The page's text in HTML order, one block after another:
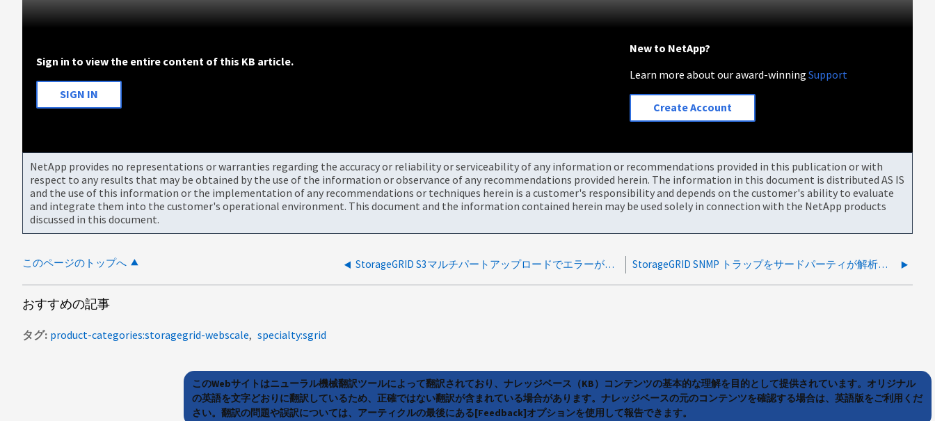
Sign in to view the entire content of this KB article.
SIGN IN
New to NetApp?
Learn more about our award-winningSupport
Create Account
NetApp provides no representations or warranties regarding the accuracy or reliability or serviceability of any information or recommendations provided in this publication or with
respect to any results that may be obtained by the use of the information or observance of any recommendations provided herein. The information in this document is distributed AS IS
and the use of this information or the implementation of any recommendations or techniques herein is a customer's responsibility and depends on the customer's ability to evaluate
and integrate them into the customer's operational environment. This document and the information contained herein may be used solely in connection with the NetApp products
discussed in this document.
このページのトップへ StorageGRID S3マルチパートアップロードでエラーが発生する StorageGRID SNMP トラップをサードパーティが解析できませんでした SNMP 管理ステーション
おすすめの記事
タグ product-categories:storagegrid-webscale specialty:sgrid
このWebサイトはニューラル機械翻訳ツールによって翻訳されており、ナレッジベース（KB）コンテンツの基本的な理解を目的として提供されています。オリジナル
の英語を文字どおりに翻訳しているため、正確ではない翻訳が含まれている場合があります。ナレッジベースの元のコンテンツを確認する場合は、英語版をご利用くだ
さい。翻訳の問題や誤訳については、アーティクルの最後にある[Feedback]オプションを使用して報告できます。